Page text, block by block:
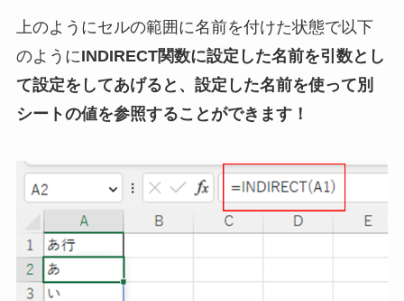
上のようにセルの範囲に名前を付けた状態で以下
のようにINDIRECT関数に設定した名前を引数とし
て設定をしてあげると、設定した名前を使って別
シートの値を参照することができます！